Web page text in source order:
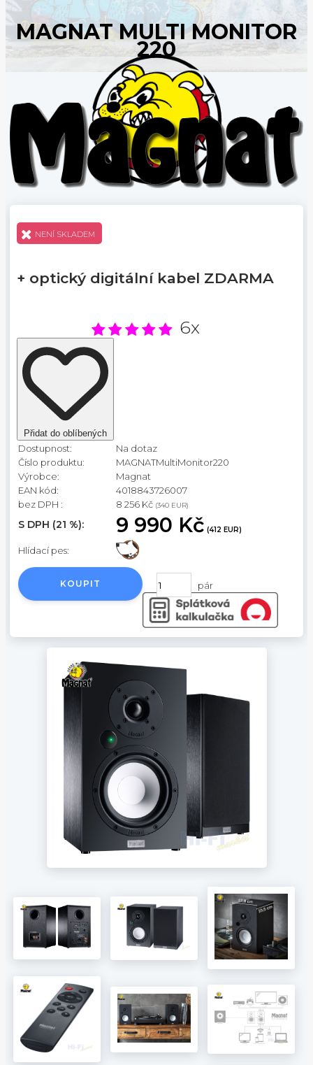
MAGNAT MULTI MONITOR
220
NENÍ SKLADEM
+ optický digitální kabel ZDARMA
6x
Přidat do oblíbených
Dostupnost:
Na dotaz
Číslo produktu:
MAGNATMultiMonitor220
Výrobce:
Magnat
EAN kód:
4018843726007
bez DPH :
8 256 Kč (340 EUR)
S DPH (21 %): 9 990 Kč (412 EUR)
Hlídací pes:
pár
KOUPIT